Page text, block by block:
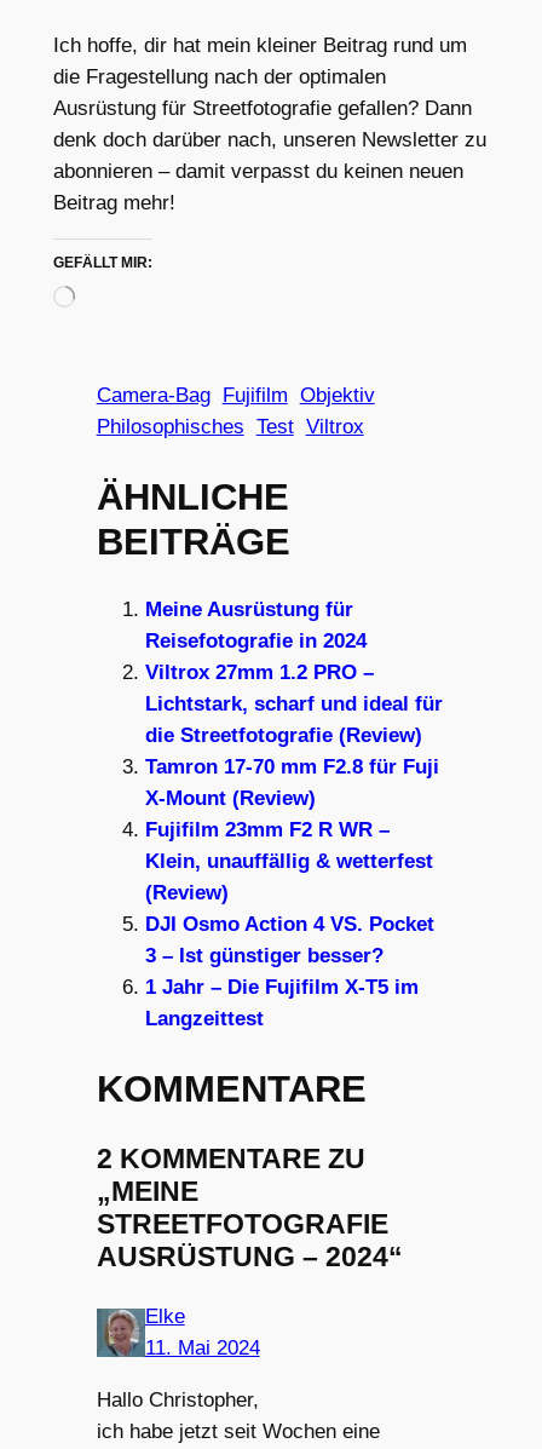
Ich hoffe, dir hat mein kleiner Beitrag rund um
die Fragestellung nach der optimalen
Ausrüstung für Streetfotografie gefallen? Dann
denk doch darüber nach, unseren Newsletter zu
abonnieren – damit verpasst du keinen neuen
Beitrag mehr!
GEFÄLLT MIR:
Wird
Camera-Bag Fujifilm Objektiv
Philosophisches Test Viltrox
ÄHNLICHE
BEITRÄGE
Meine Ausrüstung für
Reisefotografie in 2024
Viltrox 27mm 1.2 PRO –
Lichtstark, scharf und ideal für
die Streetfotografie (Review)
Tamron 17-70 mm F2.8 für Fuji
X-Mount (Review)
Fujifilm 23mm F2 R WR –
Klein, unauffällig & wetterfest
(Review)
DJI Osmo Action 4 VS. Pocket
3 – Ist günstiger besser?
1 Jahr – Die Fujifilm X-T5 im
Langzeittest
KOMMENTARE
2 KOMMENTARE ZU
„MEINE
STREETFOTOGRAFIE
AUSRÜSTUNG – 2024“
Elke
11. Mai 2024
Hallo Christopher,
ich habe jetzt seit Wochen eine